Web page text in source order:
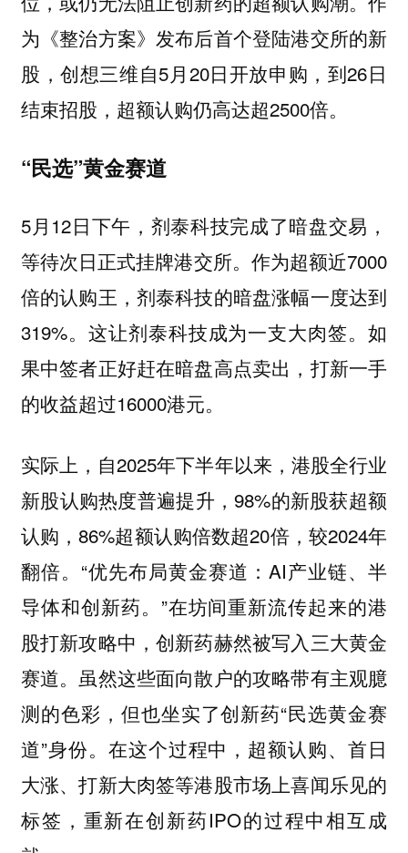
为《整治方案》发布后首个登陆港交所的新
股，创想三维自5月20日开放申购，到26日
结束招股，超额认购仍高达超2500倍。
“民选”黄金赛道
5月12日下午，剂泰科技完成了暗盘交易，
等待次日正式挂牌港交所。作为超额近7000
倍的认购王，剂泰科技的暗盘涨幅一度达到
319%。这让剂泰科技成为一支大肉签。如
果中签者正好赶在暗盘高点卖出，打新一手
的收益超过16000港元。
实际上，自2025年下半年以来，港股全行业
新股认购热度普遍提升，98%的新股获超额
认购，86%超额认购倍数超20倍，较2024年
翻倍。“优先布局黄金赛道：AI产业链、半
导体和创新药。”在坊间重新流传起来的港
股打新攻略中，创新药赫然被写入三大黄金
赛道。虽然这些面向散户的攻略带有主观臆
测的色彩，但也坐实了创新药“民选黄金赛
道”身份。在这个过程中，超额认购、首日
大涨、打新大肉签等港股市场上喜闻乐见的
标签，重新在创新药IPO的过程中相互成